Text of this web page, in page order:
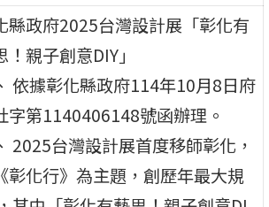
縣政府2025台灣設計展「彰化有
！親子創意DIY」
依據彰化縣政府114年10月8日府
字第1140406148號函辦理。
2025台灣設計展首度移師彰化，
彰化行》為主題，創歷年最大規